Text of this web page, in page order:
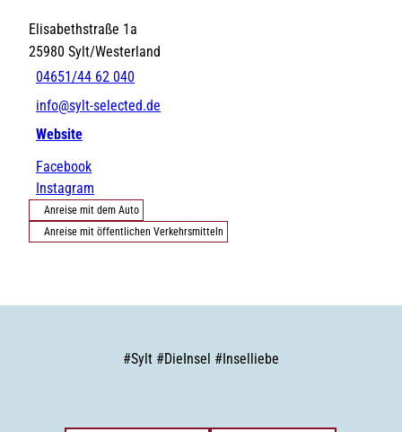
Elisabethstraße 1a
25980 Sylt/Westerland
04651/44 62 040
info@sylt-selected.de
Website
Facebook
Instagram
Anreise mit dem Auto
Anreise mit öffentlichen Verkehrsmitteln
#Sylt #DieInsel #Inselliebe